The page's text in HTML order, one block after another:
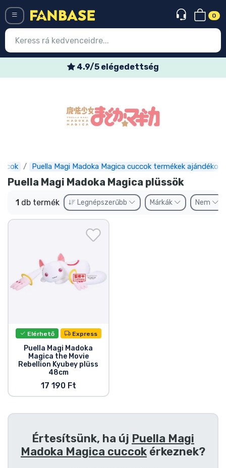
0
4.9/5 elégedettség
Puella Magi Madoka Magica cuccok termékek ajándékok
Puella Magi Madoka Magica plüssök
1 db termék Legnépszerűbb Márkák Nem
Elérhető Express
Puella Magi Madoka
Magica the Movie
Rebellion Kyubey plüss
48cm
17 190 Ft
Értesítsünk, ha új Puella Magi
Madoka Magica cuccok érkeznek?
Legújabb cuccok
Express szállítás
Előrendelhető cuccok
Outlet cuccok
Ajándékkártya
Szállítás és fizetés
Sorozatos cuccok
Mesés cuccok
Animés cuccok
Gamer cuccok
Zenés cuccok